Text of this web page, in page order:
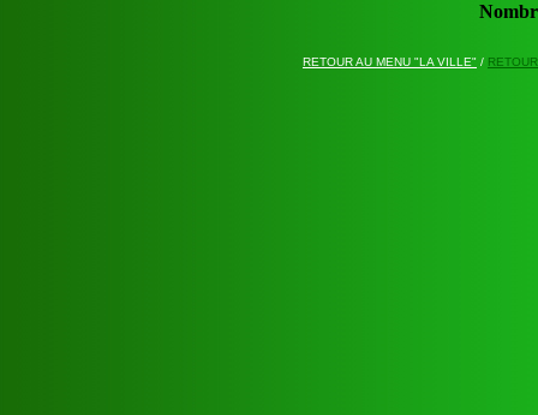
RETOUR AU MENU "LA VILLE" /